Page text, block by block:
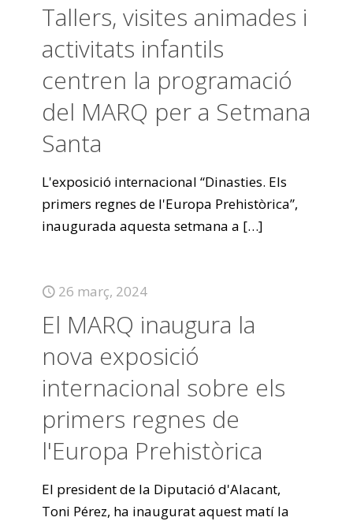
Tallers, visites animades i
activitats infantils
centren la programació
del MARQ per a Setmana
Santa
L'exposició internacional “Dinasties. Els
primers regnes de l'Europa Prehistòrica”,
inaugurada aquesta setmana a […]
26 març, 2024
El MARQ inaugura la
nova exposició
internacional sobre els
primers regnes de
l'Europa Prehistòrica
El president de la Diputació d'Alacant,
Toni Pérez, ha inaugurat aquest matí la